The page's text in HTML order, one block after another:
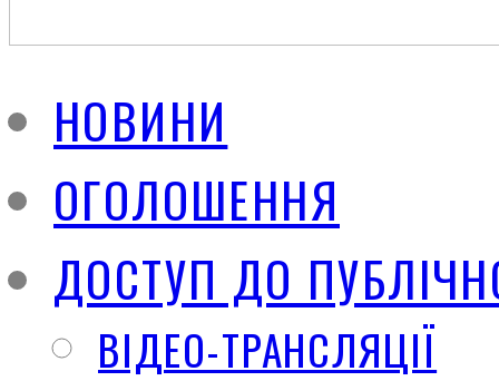
НОВИНИ
ОГОЛОШЕННЯ
ДОСТУП ДО
ВІДЕО-ТРАНСЛЯЦІЇ